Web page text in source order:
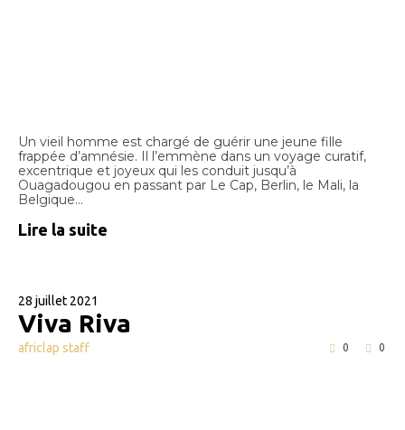
Un vieil homme est chargé de guérir une jeune fille
frappée d’amnésie. Il l’emmène dans un voyage curatif,
excentrique et joyeux qui les conduit jusqu’à
Ouagadougou en passant par Le Cap, Berlin, le Mali, la
Belgique…
Lire la suite
28 juillet 2021
Viva Riva
africlap staff 0 0